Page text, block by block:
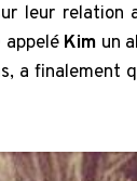
leur relation
appeléKim un
a finalement